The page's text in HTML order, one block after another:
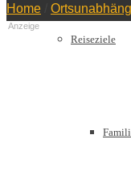
Reiseziele
Home
Anzeige